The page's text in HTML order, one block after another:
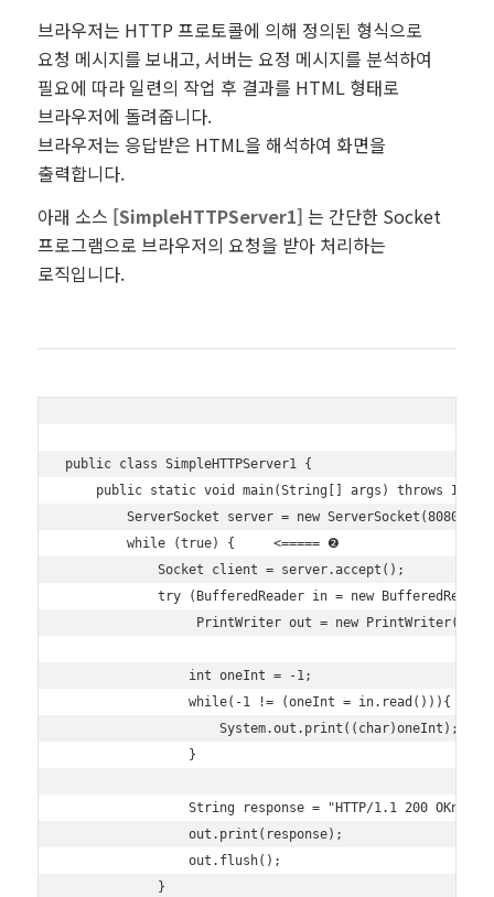
브라우저는 HTTP 프로토콜에 의해 정의된 형식으로
요청 메시지를 보내고, 서버는 요정 메시지를 분석하여
필요에 따라 일련의 작업 후 결과를 HTML 형태로
브라우저에 돌려줍니다.
브라우저는 응답받은 HTML을 해석하여 화면을
출력합니다.
아래 소스 [SimpleHTTPServer1] 는 간단한 Socket
프로그램으로 브라우저의 요청을 받아 처리하는
로직입니다.
public class SimpleHTTPServer1 {
public static void main(String[] args) throws
ServerSocket server = new ServerSocket(8080);
        while (true) {     <===== ❷
            Socket client = server.accept();
try (BufferedReader in = new
PrintWriter out = new
                int oneInt = -1;
                while(-1 != (oneInt = in.read())){
System.out.print((char)oneInt);
                }
String response = "HTTP/1.1 200
                out.print(response);
                out.flush();
            }